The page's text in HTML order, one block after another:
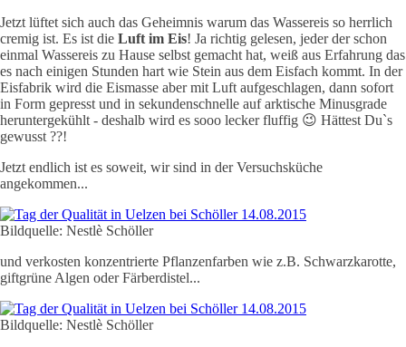
Jetzt lüftet sich auch das Geheimnis warum das Wassereis so herrlich
cremig ist. Es ist die Luft im Eis! Ja richtig gelesen, jeder der schon
einmal Wassereis zu Hause selbst gemacht hat, weiß aus Erfahrung das
es nach einigen Stunden hart wie Stein aus dem Eisfach kommt. In der
Eisfabrik wird die Eismasse aber mit Luft aufgeschlagen, dann sofort
in Form gepresst und in sekundenschnelle auf arktische Minusgrade
heruntergekühlt - deshalb wird es sooo lecker fluffig 😉 Hättest Du`s
gewusst ??!
Jetzt endlich ist es soweit, wir sind in der Versuchsküche
angekommen...
Bildquelle: Nestlè Schöller
und verkosten konzentrierte Pflanzenfarben wie z.B. Schwarzkarotte,
giftgrüne Algen oder Färberdistel...
Bildquelle: Nestlè Schöller